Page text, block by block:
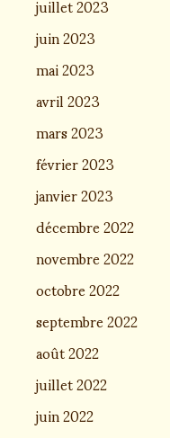
juin 2023
mai 2023
avril 2023
mars 2023
février 2023
janvier 2023
décembre 2022
novembre 2022
octobre 2022
septembre 2022
août 2022
juillet 2022
juin 2022